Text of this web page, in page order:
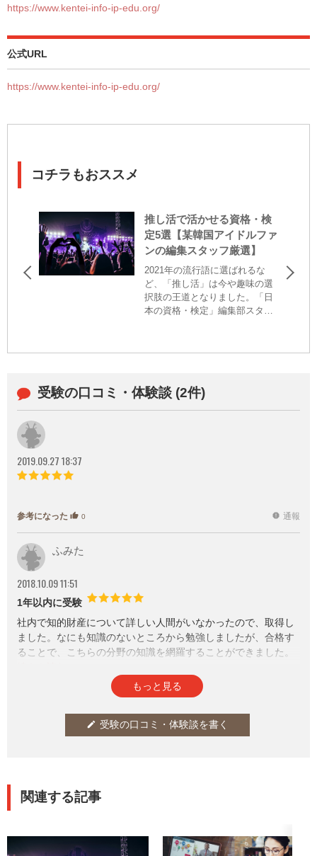
https://www.kentei-info-ip-edu.org/
公式URL
https://www.kentei-info-ip-edu.org/
コチラもおススメ
推し活で活かせる資格・検
定5選【某韓国アイドルファ
ンの編集スタッフ厳選】
2021年の流行語に選ばれるな
ど、「推し活」は今や趣味の選
択肢の王道となりました。「日
本の資格・検定」編集部スタッ
「こんな知識があったら……」
厳選しました。
受験の口コミ・体験談 (2件)
2019.09.27 18:37
参考になった thumb_up 0 report 通報
ふみた
2018.10.09 11:51
1年以内に受験
社内で知的財産について詳しい人間がいなかったので、取得し
ました。なにも知識のないところから勉強しましたが、合格す
ることで、こちらの分野の知識を網羅することができました。
もっと見る
edit 受験の口コミ・体験談を書く
関連する記事